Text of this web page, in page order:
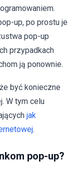
up, po prostu je
pop-up
przypadkach
ją ponownie.
być konieczne
W tym celu
jak
.
pop-up?